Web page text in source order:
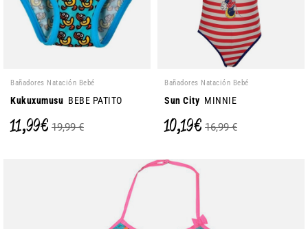
Bañadores Natación Bebé
Kukuxumusu BEBE PATITO
11,99 € 19,99 €
Bañadores Natación Bebé
Sun City MINNIE
10,19 € 16,99 €